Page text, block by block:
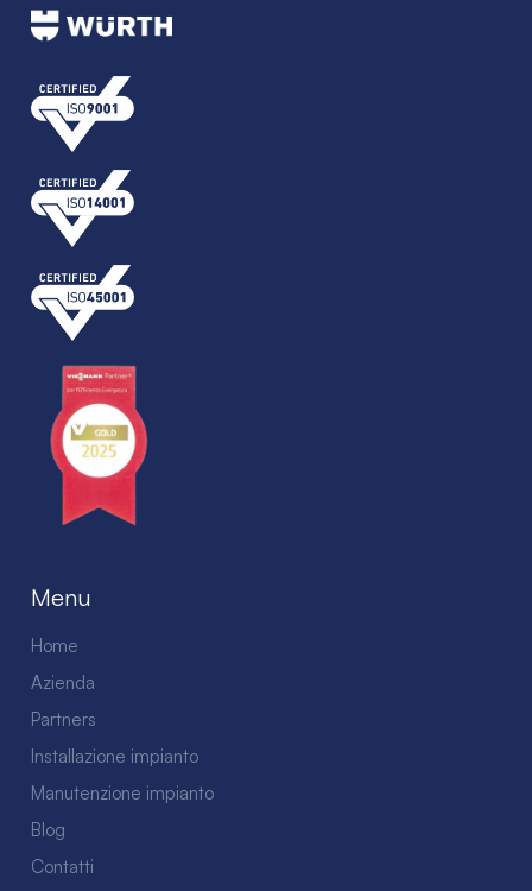
Menu
Home
Azienda
Partners
Installazione impianto
Manutenzione impianto
Blog
Contatti